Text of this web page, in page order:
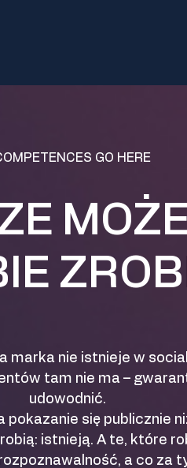
GO HERE
marka nie istnieje w
tam nie ma –
udowodnić.
się publicznie
istnieją. A te, które
a co za